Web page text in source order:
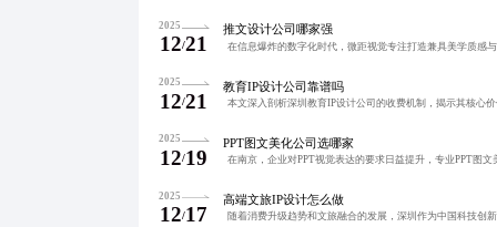
2025
12/21
推文设计公司哪家强
2025
12/21
教育IP设计公司靠谱吗
2025
12/19
PPT图文美化公司选哪家
2025
12/17
高端文旅IP设计怎么做